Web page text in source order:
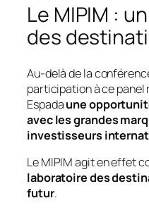
Le MIPIM :
des
Au-delà de la
participation à ce panel
Espadaune
avec les grandes
investisseurs
Le MIPIM agit en effet
laboratoire des
futur.